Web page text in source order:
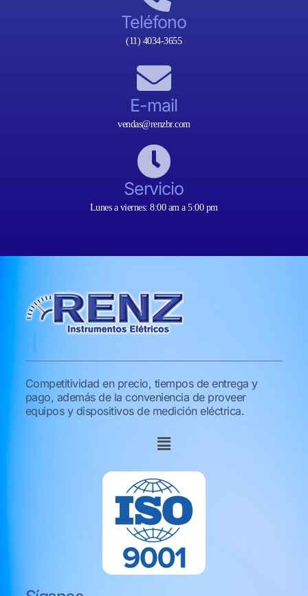
Teléfono
(11) 4034-3655
E-mail
vendas@renzbr.com
Servicio
Lunes a viernes: 8:00 am a 5:00 pm
Competitividad en precio, tiempos de entrega y
pago, además de la conveniencia de proveer
equipos y dispositivos de medición eléctrica.